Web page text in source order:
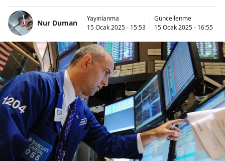
Nur Duman
Yayınlanma
15 Ocak 2025 - 15:53
Güncellenme
15 Ocak 2025 - 16:55